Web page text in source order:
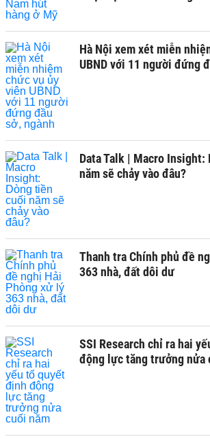
Hà Nội xem xét miễn
UBND với 11 người đứng
Data Talk | Macro Insight:
năm sẽ chảy vào đâu?
Thanh tra Chính phủ đề
363 nhà, đất dôi dư
SSI Research chỉ ra hai
động lực tăng trưởng nửa